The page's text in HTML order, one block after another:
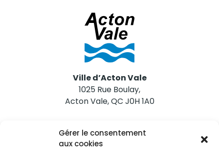
Gérer le consentement
aux cookies
Ville d’Acton Vale
1025 Rue Boulay,
Acton Vale, QC J0H 1A0
Nous joindre
Tél. 450 546-2703